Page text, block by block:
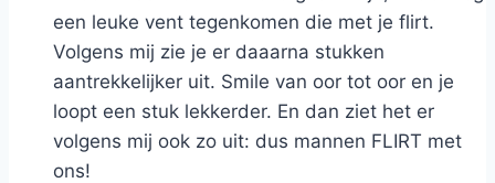
een leuke vent tegenkomen die met je flirt.
Volgens mij zie je er daaarna stukken
aantrekkelijker uit. Smile van oor tot oor en je
loopt een stuk lekkerder. En dan ziet het er
volgens mij ook zo uit: dus mannen FLIRT met
ons!